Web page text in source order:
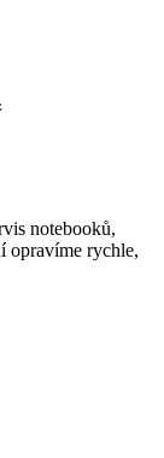
notebooků,
opravíme rychle,